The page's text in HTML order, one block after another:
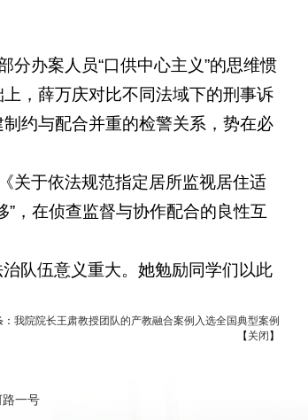
分办案人员“口供中心主义”的思维惯
，薛万庆对比不同法域下的刑事诉
约与配合并重的检警关系，势在必
关于依法规范指定居所监视居住适
，在侦查监督与协作配合的良性互
队伍意义重大。她勉励同学们以此
我院院长王肃教授团队的产教融合案例入选全国典型案例
【 关闭 】
一号